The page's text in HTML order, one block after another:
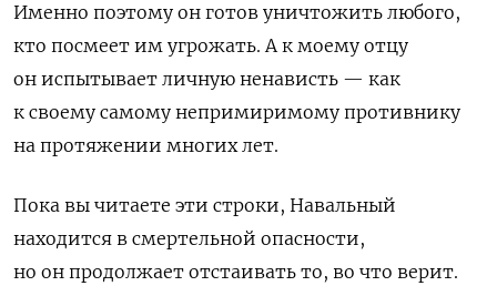
Именно поэтому он готов уничтожить любого,
кто посмеет им угрожать. А к моему отцу
он испытывает личную ненависть — как
к своему самому непримиримому противнику
на протяжении многих лет.
Пока вы читаете эти строки, Навальный
находится в смертельной опасности,
но он продолжает отстаивать то, во что верит.